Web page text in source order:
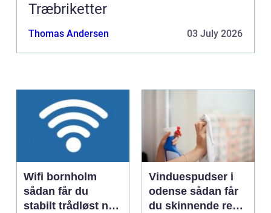
Træbriketter
Thomas Andersen 03 July 2026
Wifi bornholm
sådan får du
stabilt trådløst net
Vinduespudser i
odense sådan får
du skinnende rene